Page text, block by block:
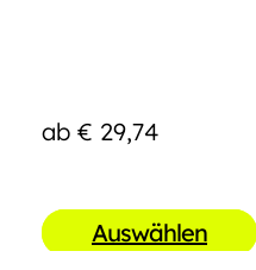
ab € 29,74
Auswählen